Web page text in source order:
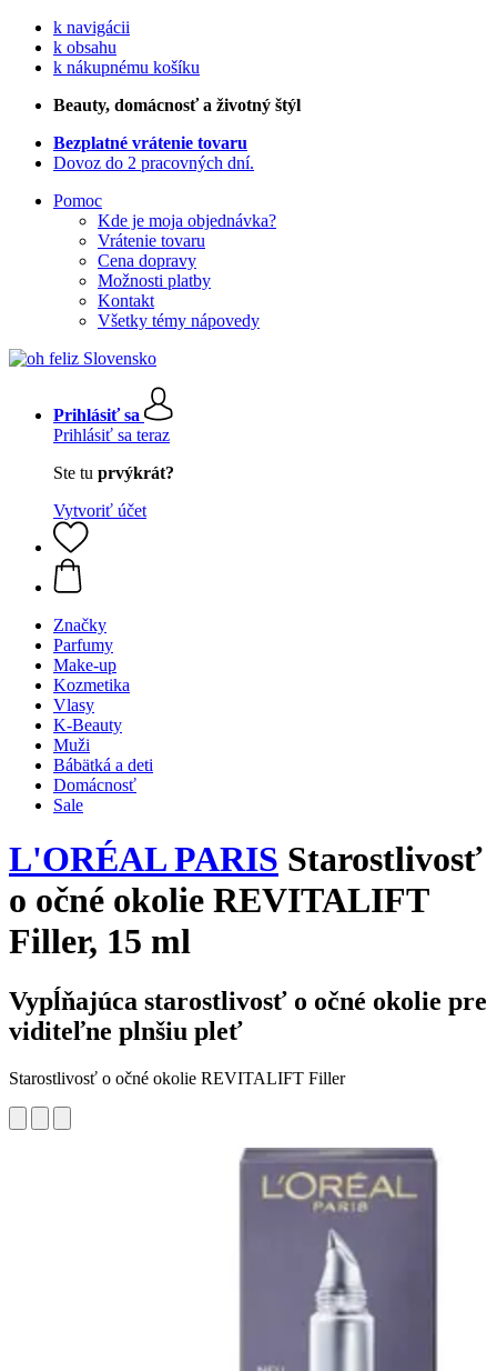
k navigácii
k obsahu
k nákupnému košíku
Beauty, domácnosť a životný štýl
Bezplatné vrátenie tovaru
Dovoz do 2 pracovných dní.
Pomoc
Kde je moja objednávka?
Vrátenie tovaru
Cena dopravy
Možnosti platby
Kontakt
Všetky témy nápovedy
Prihlásiť sa
Prihlásiť sa teraz
Ste tu prvýkrát?
Vytvoriť účet
Značky
Parfumy
Make-up
Kozmetika
Vlasy
K-Beauty
Muži
Bábätká a deti
Domácnosť
Sale
L'ORÉAL PARIS Starostlivosť
o očné okolie REVITALIFT
Filler, 15 ml
Vypĺňajúca starostlivosť o očné okolie pre
viditeľne plnšiu pleť
Starostlivosť o očné okolie REVITALIFT Filler